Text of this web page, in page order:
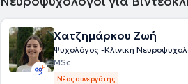
Χατζημάρκου Ζωή
Ψυχολόγος -Κλινική
MSc
Νέος συνεργάτης